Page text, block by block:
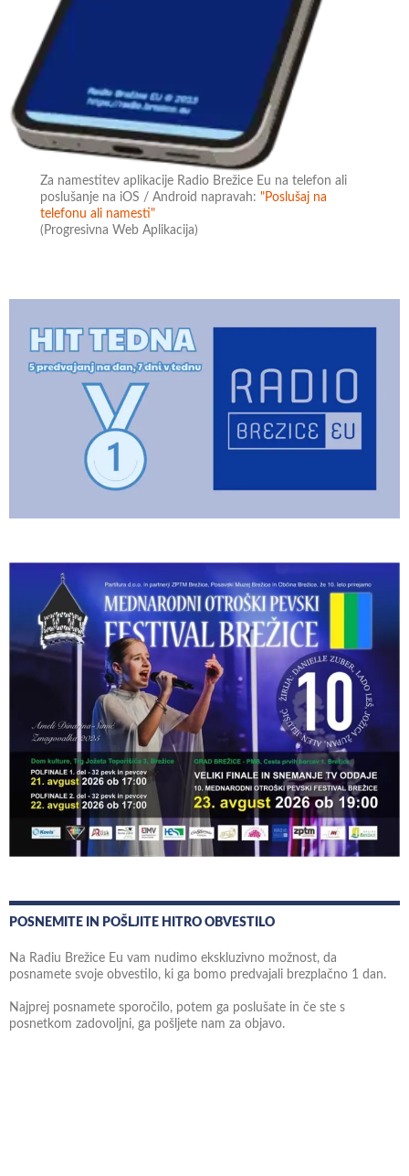
Za namestitev aplikacije Radio Brežice Eu na telefon ali
poslušanje na iOS / Android napravah:"Poslušaj na
telefonu ali namesti"
(Progresivna Web Aplikacija)
POSNEMITE IN POŠLJITE HITRO OBVESTILO
Na Radiu Brežice Eu vam nudimo ekskluzivno možnost, da
posnamete svoje obvestilo, ki ga bomo predvajali brezplačno 1 dan.
Najprej posnamete sporočilo, potem ga poslušate in če ste s
posnetkom zadovoljni, ga pošljete nam za objavo.